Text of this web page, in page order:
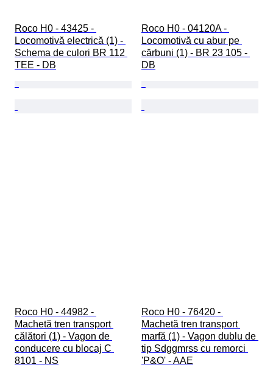
Roco H0 - 43425 -
Locomotivă electrică (1) -
Schema de culori BR 112
TEE - DB
Roco H0 - 04120A -
Locomotivă cu abur pe
cărbuni (1) - BR 23 105 -
DB
Roco H0 - 44982 -
Machetă tren transport
călători (1) - Vagon de
conducere cu blocaj C
8101 - NS
Roco H0 - 76420 -
Machetă tren transport
marfă (1) - Vagon dublu de
tip Sdggmrss cu remorci
'P&O' - AAE